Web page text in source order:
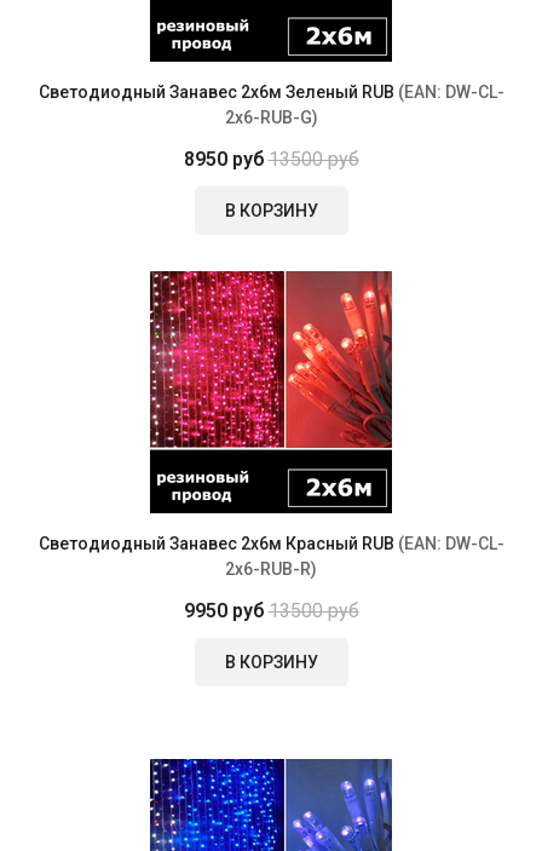
Светодиодный Занавес 2х6м Зеленый RUB (EAN: DW-CL-
2x6-RUB-G)
8950 руб13500 руб
В КОРЗИНУ
Светодиодный Занавес 2х6м Красный RUB (EAN: DW-CL-
2x6-RUB-R)
9950 руб13500 руб
В КОРЗИНУ